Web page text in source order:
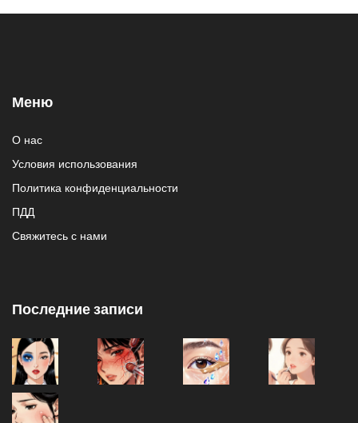
Меню
О нас
Условия использования
Политика конфиденциальности
ПДД
Свяжитесь с нами
Последние записи